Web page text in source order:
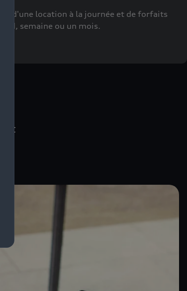
d'une location à la journée et de forfaits
end, semaine ou un mois.